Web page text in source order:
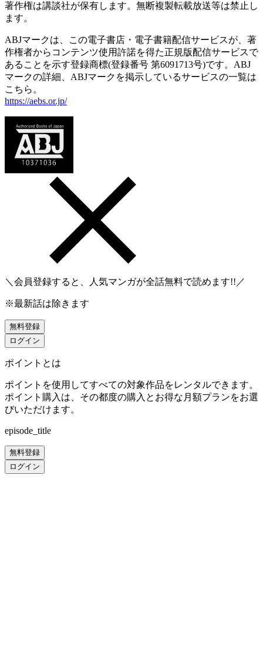
著作権は講談社が保有します。無断複製転載放送等は禁止し
ます。
ABJマークは、この電子書店・電子書籍配信サービスが、著
作権者からコンテンツ使用許諾を得た正規版配信サービスで
あることを示す登録商標(登録番号 第6091713号)です。ABJ
マークの詳細、ABJマークを掲示しているサービスの一覧は
こちら。
https://aebs.or.jp/
＼会員登録すると、人気マンガが全話無料で読めます!!／
※最新話は除きます
無料登録
ログイン
ポイントとは
ポイントを使用してすべての対象作品をレンタルできます。
ポイント購入は、その都度の購入とお得な月額プランをお選
びいただけます。
episode_title
無料登録
ログイン